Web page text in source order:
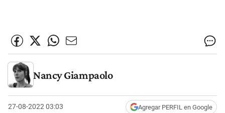
Nancy Giampaolo
27-08-2022 03:03 Agregar PERFIL en Google